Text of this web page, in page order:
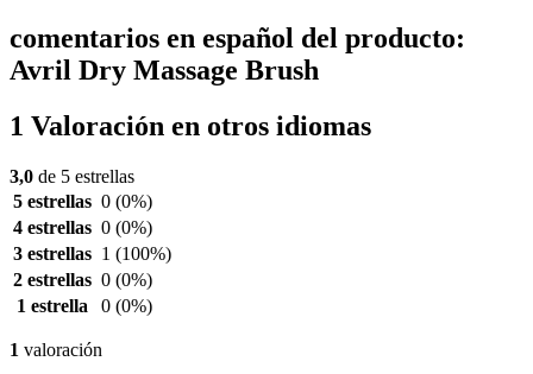
comentarios en español del producto:
Avril Dry Massage Brush
1 Valoración en otros idiomas
3,0 de 5 estrellas
5 estrellas 0 (0%)
4 estrellas 0 (0%)
3 estrellas 1 (100%)
2 estrellas 0 (0%)
1 estrella
0 (0%)
1 valoración